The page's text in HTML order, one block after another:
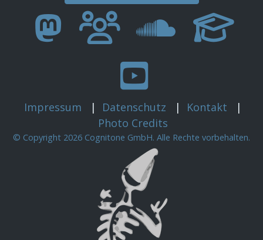
Impressum | Datenschutz | Kontakt
|
Photo Credits
© Copyright 2026 Cognitone GmbH. Alle Rechte vorbehalten.